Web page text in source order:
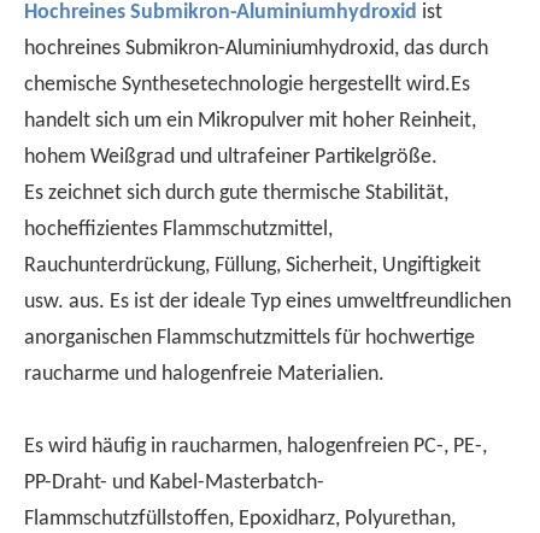
Der UL510 -Standard ist die bevorzugte Wahl für die
Verständnis der Merkmale von halogenfreien flammenretterten PP
Halogenfreie Flammschutzmittel-PP als
Hochreines Submikron-Aluminiumhydroxid ist
hochreines Submikron-Aluminiumhydroxid, das durch
chemische Synthesetechnologie hergestellt wird.Es
handelt sich um ein Mikropulver mit hoher Reinheit,
hohem Weißgrad und ultrafeiner Partikelgröße.
Es zeichnet sich durch gute thermische Stabilität,
hocheffizientes Flammschutzmittel,
Rauchunterdrückung, Füllung, Sicherheit, Ungiftigkeit
usw. aus. Es ist der ideale Typ eines umweltfreundlichen
anorganischen Flammschutzmittels für hochwertige
raucharme und halogenfreie Materialien.
Es wird häufig in raucharmen, halogenfreien PC-, PE-,
PP-Draht- und Kabel-Masterbatch-
Flammschutzfüllstoffen, Epoxidharz, Polyurethan,